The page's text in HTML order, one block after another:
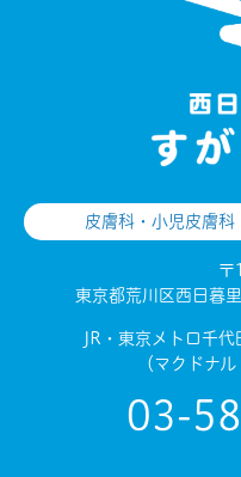
皮膚科・小児皮膚科
〒
東京都荒川区西日暮
JR・東京メトロ千
（マクドナ
03-